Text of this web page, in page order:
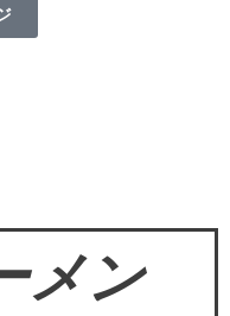
メン